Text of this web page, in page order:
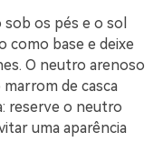
os pés e o sol
como base e deixe
O neutro arenoso
de casca
reserve o neutro
uma aparência